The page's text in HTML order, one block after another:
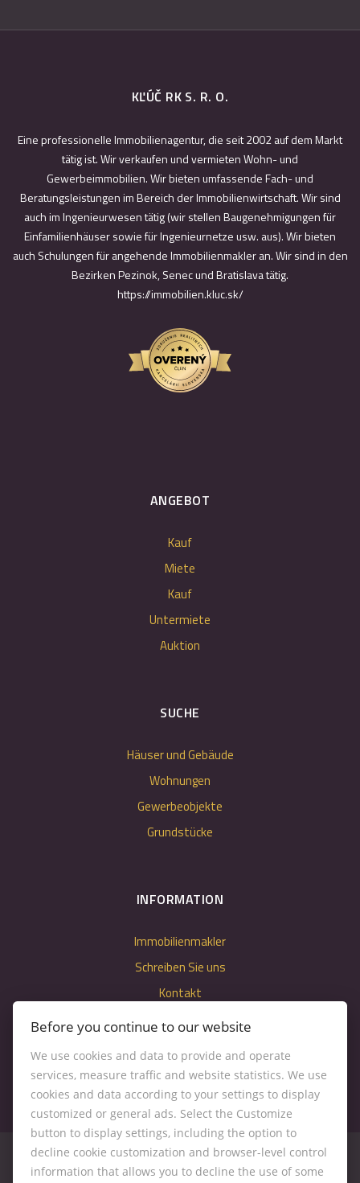
KĽÚČ RK S. R. O.
Eine professionelle Immobilienagentur, die seit 2002 auf dem Markt
tätig ist. Wir verkaufen und vermieten Wohn- und
Gewerbeimmobilien. Wir bieten umfassende Fach- und
Beratungsleistungen im Bereich der Immobilienwirtschaft. Wir sind
auch im Ingenieurwesen tätig (wir stellen Baugenehmigungen für
Einfamilienhäuser sowie für Ingenieurnetze usw. aus). Wir bieten
auch Schulungen für angehende Immobilienmakler an. Wir sind in den
Bezirken Pezinok, Senec und Bratislava tätig.
https://immobilien.kluc.sk/
ANGEBOT
Kauf
Miete
Kauf
Untermiete
Auktion
SUCHE
Häuser und Gebäude
Wohnungen
Gewerbeobjekte
Grundstücke
INFORMATION
Immobilienmakler
Schreiben Sie uns
Kontakt
Nastavenie cookies
Before you continue to our website
We use cookies and data to provide and operate
services, measure traffic and website statistics. We use
cookies and data according to your settings to display
customized or general ads. Select the Customize
button to display settings, including the option to
decline cookie customization and browser-level control
information that allows you to decline the use of some